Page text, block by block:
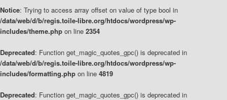
Notice: Trying to access array offset on value of type bool in
/data/web/d/b/regis.toile-libre.org/htdocs/wordpress/wp-
includes/theme.php on line 2354
Deprecated: Function get_magic_quotes_gpc() is deprecated in
/data/web/d/b/regis.toile-libre.org/htdocs/wordpress/wp-
includes/formatting.php on line 4819
Deprecated: Function get_magic_quotes_gpc() is deprecated in